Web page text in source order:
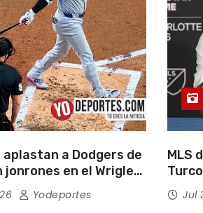
a Dodgers de
jonrones en el Wrigley
Yodeportes
MLS
Jul